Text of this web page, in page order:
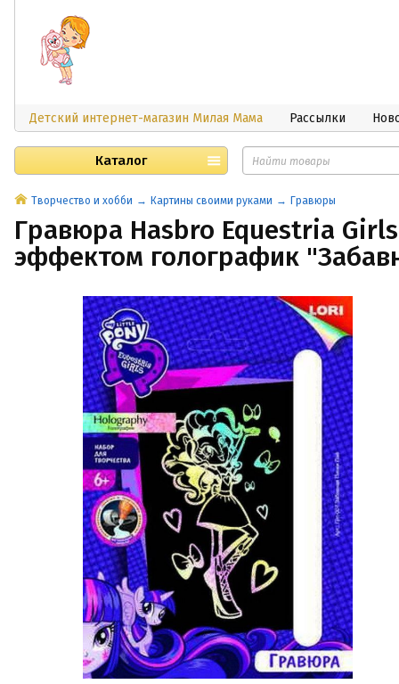
Детский интернет-магазин Милая Мама Рассылки
Каталог
Творчество и хобби Картины своими руками Гравюры
Гравюра Hasbro Equestria
эффектом голографик